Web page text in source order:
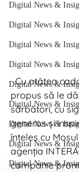
Digital News &
Digital News &
Digital News &
Digital News &
Digital News &
Digital News &
Digital News &
Digital News &
Digital News &
  Cu atâtea cadouri pe care ți-ai
propus să le
sărbători, cu
generos și
înțeles cu
agenția
campanie